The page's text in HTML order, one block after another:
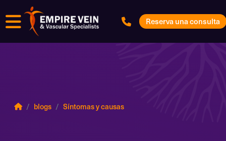
Menú Reserva una consulta
blogs Síntomas y causas